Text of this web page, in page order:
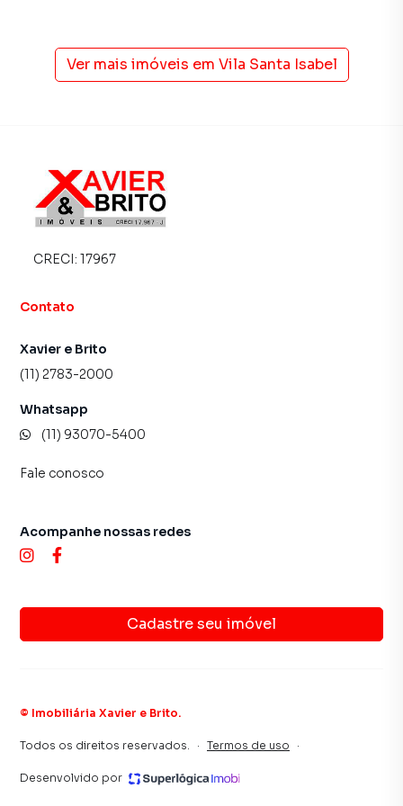
Xavier e Brito é uma imobiliária digital com imóveis em
diversas cidades do Brasil, incluindo São Paulo.
São Paulo, especialmente em Vila Santa Isabel. Isso
porque temos uma equipe de marketing digital focada em
produzir campanhas específicas para São Paulo, o que
tendo como consequência uma maior chance de vender ou
time de programadores, corretores treinados e uma
Ver mais imóveis em Vila Santa Isabel
CRECI: 17967
Contato
Xavier e Brito
(11) 2783-2000
Whatsapp
(11) 93070-5400
Fale conosco
Cadastre seu imóvel
Acompanhe nossas redes
© Imobiliária Xavier e Brito.
Todos os direitos reservados. · Termos de uso ·
Desenvolvido por